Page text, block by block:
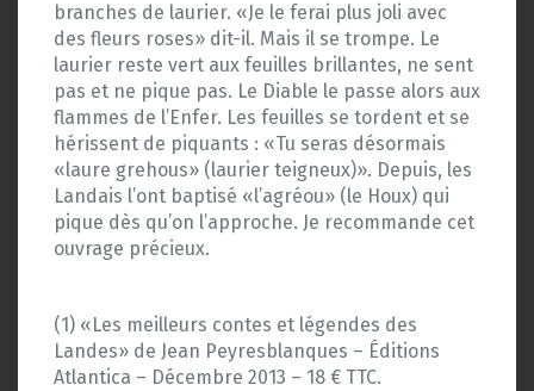
branches de laurier. «Je le ferai plus joli avec
des fleurs roses» dit-il. Mais il se trompe. Le
laurier reste vert aux feuilles brillantes, ne sent
pas et ne pique pas. Le Diable le passe alors aux
flammes de l’Enfer. Les feuilles se tordent et se
hérissent de piquants : «Tu seras désormais
«laure grehous» (laurier teigneux)». Depuis, les
Landais l’ont baptisé «l’agréou» (le Houx) qui
pique dès qu’on l’approche. Je recommande cet
ouvrage précieux.
(1) «Les meilleurs contes et légendes des
Landes» de Jean Peyresblanques – Éditions
Atlantica – Décembre 2013 – 18 € TTC.